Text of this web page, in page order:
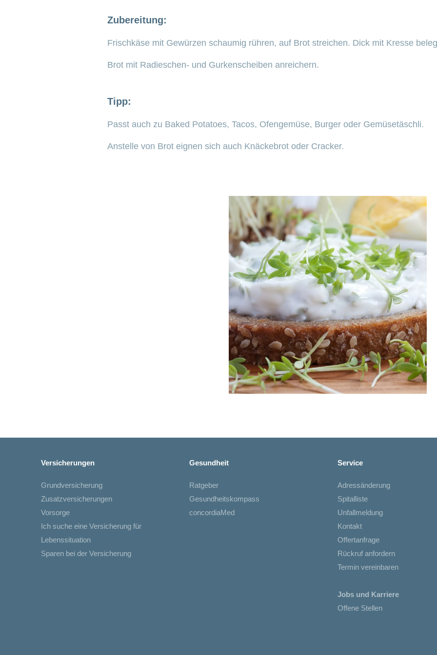
Zubereitung:
Frischkäse mit Gewürzen schaumig rühren, auf Brot streichen. Dick mit Kresse
Brot mit Radieschen- und Gurkenscheiben anreichern.
Tipp:
Passt auch zu Baked Potatoes, Tacos, Ofengemüse, Burger oder Gemüsetäschli.
Anstelle von Brot eignen sich auch Knäckebrot oder Cracker.
Versicherungen
Grundversicherung
Zusatzversicherungen
Vorsorge
Ich suche eine Versicherung für
Lebenssituation
Sparen bei der Versicherung
Gesundheit
Ratgeber
Gesundheitskompass
concordiaMed
Service
Adressänderung
Spitalliste
Unfallmeldung
Kontakt
Offertanfrage
Rückruf anfordern
Termin vereinbaren
Jobs und Karriere
Offene Stellen